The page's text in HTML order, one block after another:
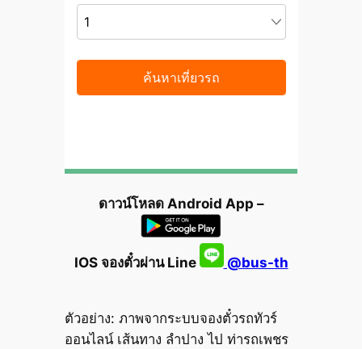
ดาวน์โหลด Android App –
IOS จองตั๋วผ่าน Line @bus-th
ตัวอย่าง: ภาพจากระบบจองตั๋วรถทัวร์
ออนไลน์ เส้นทาง ลำปาง ไป ท่ารถเพชร